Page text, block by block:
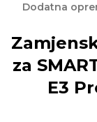
Dodatna
za
E3